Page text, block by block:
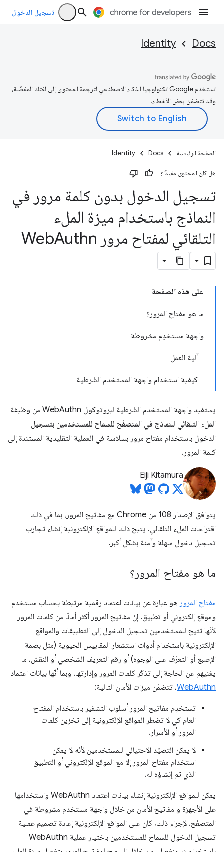
تسجيل الدخول
Docs
Identity
تستخدم Google تكنولوجيا الذكاء الاصطناعي لترجمة المحتوى إلى لغتك المفضّلة،
وقد تتضمّن بعض الأخطاء.
الصفحة الرئيسية Docs
Identity
هل كان المحتوى مفيدًا؟
تسجيل الدخول بدون كلمة مرور في
النماذج باستخدام ميزة الملء
التلقائي لمفتاح مرور Web Authn
على هذه الصفحة
ما هو مفتاح المرور؟
واجهة مستخدِم مشروطة
آلية العمل
كيفية استخدام واجهة المستخدم الشَرطية
يستفيد واجهة المستخدم الشَرطية لبروتوكول WebAuthn من وظيفة
الملء التلقائي للنماذج في المتصفّح للسماح للمستخدمين بتسجيل
الدخول باستخدام مفتاح مرور بسلاسة في العملية التقليدية المستندة إلى
كلمة المرور.
Eiji Kitamura
يتوافق الإصدار 108 من Chrome مع مفاتيح المرور، بما في ذلك
اقتراحات الملء التلقائي. يتيح ذلك للمواقع الإلكترونية إنشاء تجارب
تسجيل دخول سهلة وآمنة بشكل أكبر.
ما هو مفتاح المرور؟
مفتاح المرور هو عبارة عن بيانات اعتماد رقمية مرتبطة بحساب مستخدم
وموقع إلكتروني أو تطبيق. إنّ مفاتيح المرور أكثر أمانًا من كلمات المرور
لأنّها تتيح للمستخدمين تسجيل الدخول إلى التطبيقات والمواقع
الإلكترونية باستخدام أدوات استشعار المقاييس الحيوية (مثل بصمة
الإصبع أو التعرّف على الوجوه) أو رقم التعريف الشخصي أو النقش، ما
يغنيهم عن الحاجة إلى تذكّر كلمات المرور وإدارتها. وبما أنّها بيانات اعتماد
WebAuthn، تتضمّن ميزات الأمان التالية:
تستخدِم مفاتيح المرور أسلوب التشفير باستخدام المفتاح
العام كي لا تضطر المواقع الإلكترونية إلى تخزين كلمات
المرور أو الأسرار.
لا يمكن التصيّد الاحتيالي للمستخدمين لأنّه لا يمكن
استخدام مفتاح المرور إلا مع الموقع الإلكتروني أو التطبيق
الذي تم إنشاؤه له.
يمكن للمواقع الإلكترونية إنشاء بيانات اعتماد WebAuthn واستخدامها
على الأجهزة و مفاتيح الأمان من خلال واجهة مستخدم مشروطة في
المتصفّح. لإجراء ذلك، كان على المواقع الإلكترونية إعادة تصميم عملية
تسجيل الدخول للسماح للمستخدمين باختيار عملية WebAuthn